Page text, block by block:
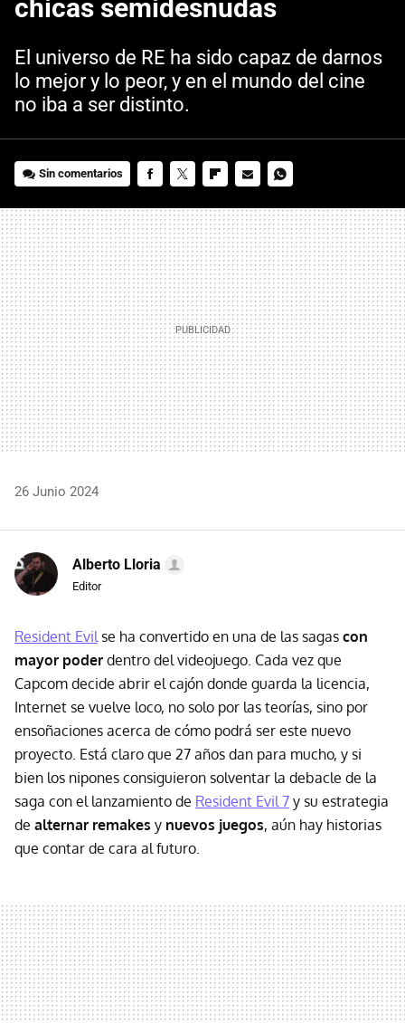
chicas semidesnudas
El universo de RE ha sido capaz de darnos
lo mejor y lo peor, y en el mundo del cine
no iba a ser distinto.
Sin comentarios
MAIL
26 Junio 2024
Alberto Lloria
Editor
Resident Evil se ha convertido en una de las sagas con
mayor poder dentro del videojuego. Cada vez que
Capcom decide abrir el cajón donde guarda la licencia,
Internet se vuelve loco, no solo por las teorías, sino por
ensoñaciones acerca de cómo podrá ser este nuevo
proyecto. Está claro que 27 años dan para mucho, y si
bien los nipones consiguieron solventar la debacle de la
saga con el lanzamiento de Resident Evil 7 y su estrategia
de alternar remakes y nuevos juegos, aún hay historias
que contar de cara al futuro.